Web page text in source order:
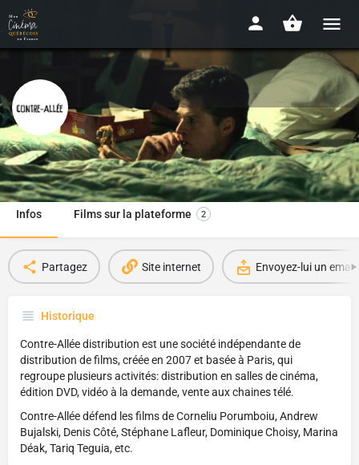
Contre-Allée
Julien Deborgher
Infos Films sur la plateforme 2
Partagez Site internet Envoyez-lui un email
Historique
Contre-Allée distribution est une société indépendante de
distribution de films, créée en 2007 et basée à Paris, qui
regroupe plusieurs activités: distribution en salles de cinéma,
édition DVD, vidéo à la demande, vente aux chaines télé.
Contre-Allée défend les films de Corneliu Porumboiu, Andrew
Bujalski, Denis Côté, Stéphane Lafleur, Dominique Choisy, Marina
Déak, Tariq Teguia, etc.